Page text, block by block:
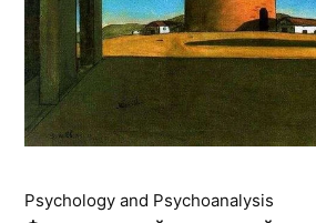
Psychology and Psychoanalysis